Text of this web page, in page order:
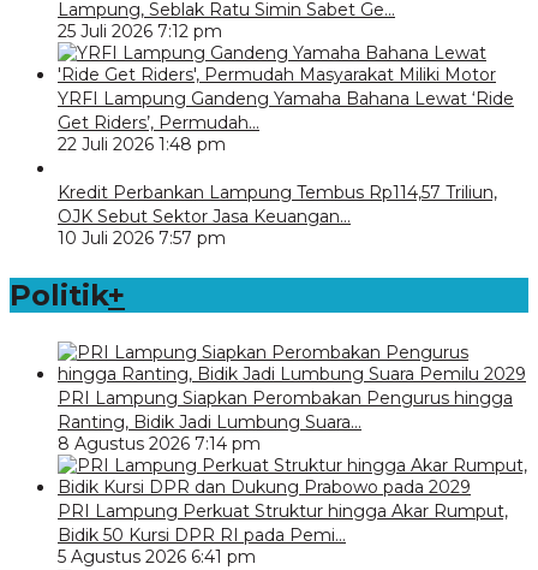
Lampung, Seblak Ratu Simin Sabet Ge…
25 Juli 2026 7:12 pm
YRFI Lampung Gandeng Yamaha Bahana Lewat ‘Ride
Get Riders’, Permudah…
22 Juli 2026 1:48 pm
Kredit Perbankan Lampung Tembus Rp114,57 Triliun,
OJK Sebut Sektor Jasa Keuangan…
10 Juli 2026 7:57 pm
Politik+
PRI Lampung Siapkan Perombakan Pengurus hingga
Ranting, Bidik Jadi Lumbung Suara…
8 Agustus 2026 7:14 pm
PRI Lampung Perkuat Struktur hingga Akar Rumput,
Bidik 50 Kursi DPR RI pada Pemi…
5 Agustus 2026 6:41 pm